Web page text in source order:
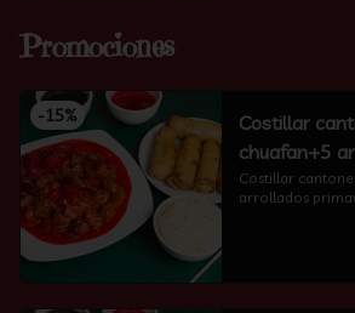
Promociones
-15%
Costillar
chuafan+5
primavera
Costillar
arrollados